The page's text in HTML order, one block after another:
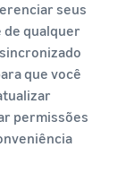
seus
de qualquer
que você
permissões